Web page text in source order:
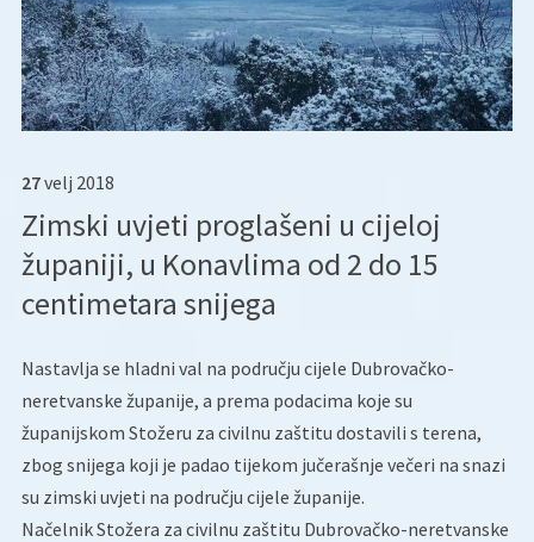
27velj 2018
Zimski uvjeti proglašeni u cijeloj
županiji, u Konavlima od 2 do 15
centimetara snijega
Nastavlja se hladni val na području cijele Dubrovačko-
neretvanske županije, a prema podacima koje su
županijskom Stožeru za civilnu zaštitu dostavili s terena,
zbog snijega koji je padao tijekom jučerašnje večeri na snazi
su zimski uvjeti na području cijele županije.
Načelnik Stožera za civilnu zaštitu Dubrovačko-neretvanske